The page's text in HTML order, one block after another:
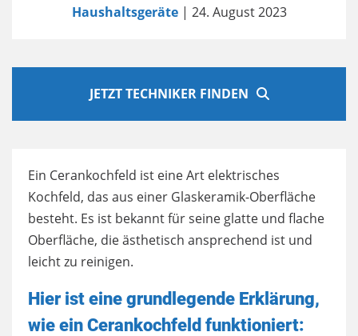
Haushaltsgeräte| 24. August 2023
JETZT TECHNIKER FINDEN
Ein Cerankochfeld ist eine Art elektrisches
Kochfeld, das aus einer Glaskeramik-Oberfläche
besteht. Es ist bekannt für seine glatte und flache
Oberfläche, die ästhetisch ansprechend ist und
leicht zu reinigen.
Hier ist eine grundlegende Erklärung,
wie ein Cerankochfeld funktioniert: